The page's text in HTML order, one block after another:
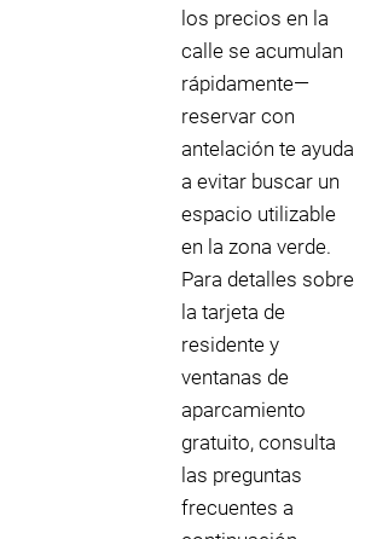
los precios en la
calle se acumulan
rápidamente—
reservar con
antelación te ayuda
a evitar buscar un
espacio utilizable
en la zona verde.
Para detalles sobre
la tarjeta de
residente y
ventanas de
aparcamiento
gratuito, consulta
las preguntas
frecuentes a